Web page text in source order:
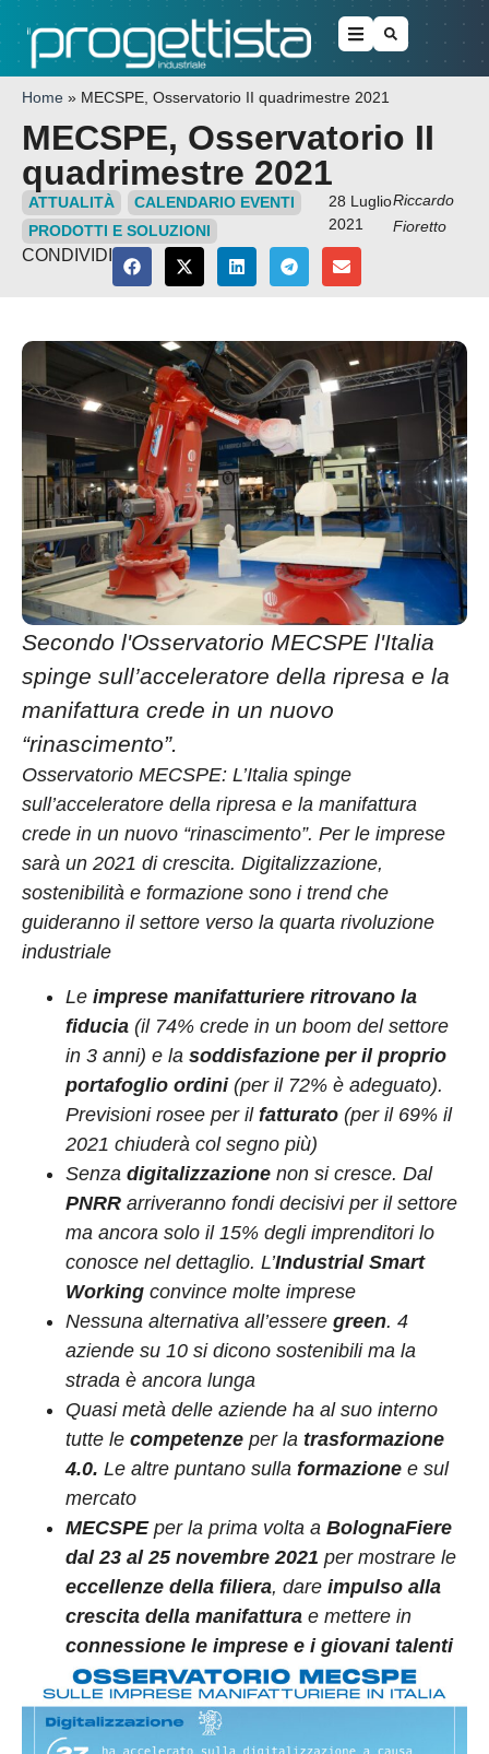
Home » MECSPE, Osservatorio II quadrimestre 2021
MECSPE, Osservatorio II
quadrimestre 2021
ATTUALITÀ
CALENDARIO EVENTI
PRODOTTI E SOLUZIONI
28 Luglio
2021
Riccardo
Fioretto
CONDIVIDI
Secondo l'Osservatorio MECSPE l'Italia
spinge sull’acceleratore della ripresa e la
manifattura crede in un nuovo
“rinascimento”.
Osservatorio MECSPE: L’Italia spinge
sull’acceleratore della ripresa e la manifattura
crede in un nuovo “rinascimento”. Per le imprese
sarà un 2021 di crescita. Digitalizzazione,
sostenibilità e formazione sono i trend che
guideranno il settore verso la quarta rivoluzione
industriale
Le imprese manifatturiere ritrovano la
fiducia (il 74% crede in un boom del settore
in 3 anni) e la soddisfazione per il proprio
portafoglio ordini(per il 72% è adeguato).
Previsioni rosee per il fatturato (per il 69% il
2021 chiuderà col segno più)
Senza digitalizzazione non si cresce. Dal
PNRR arriveranno fondi decisivi per il settore
ma ancora solo il 15% degli imprenditori lo
conosce nel dettaglio. L’Industrial Smart
Working convince molte imprese
Nessuna alternativa all’essere green. 4
aziende su 10 si dicono sostenibili ma la
strada è ancora lunga
Quasi metà delle aziende ha al suo interno
tutte le competenze per la trasformazione
4.0. Le altre puntano sulla formazione e sul
mercato
MECSPEper la prima volta a BolognaFiere
dal 23 al 25 novembre 2021 per mostrare le
eccellenze della filiera, dare impulso alla
crescita della manifattura e mettere in
connessione le imprese e i giovani talenti